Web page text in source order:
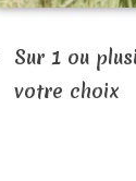
Sur 1 ou
votre choix